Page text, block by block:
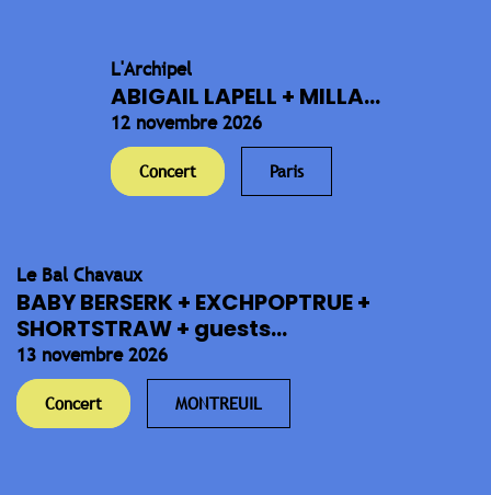
L'Archipel
ABIGAIL LAPELL + MILLA...
12 novembre 2026
Concert Paris
Le Bal Chavaux
BABY BERSERK + EXCHPOPTRUE +
SHORTSTRAW + guests...
13 novembre 2026
Concert MONTREUIL